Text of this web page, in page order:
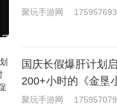
聚玩手游网
国庆长假爆肝计划
200+小时的《金垦
中
聚玩手游网